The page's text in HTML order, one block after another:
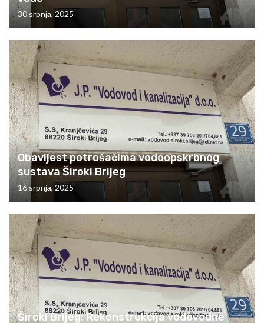
30 srpnja, 2025
Obavijest potrošačima vodoopskrbnog
sustava Široki Brijeg
16 srpnja, 2025
Široki Brijeg: Rekonstrukcija vodovodne